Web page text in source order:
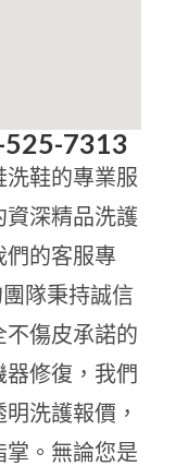
525-7313
鞋的專業服
深精品洗護
們的客服專
隊秉持誠信
傷皮承諾的
修復，我們
洗護報價，
。無論您是